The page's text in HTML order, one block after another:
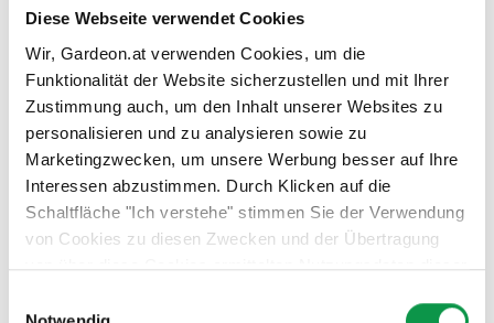
Diese Webseite verwendet Cookies
Wir, Gardeon.at verwenden Cookies, um die
Funktionalität der Website sicherzustellen und mit Ihrer
Zustimmung auch, um den Inhalt unserer Websites zu
personalisieren und zu analysieren sowie zu
Marketingzwecken, um unsere Werbung besser auf Ihre
Interessen abzustimmen. Durch Klicken auf die
Schaltfläche "Ich verstehe" stimmen Sie der Verwendung
von Cookies zu diesen Zwecken und der Übertragung
von über diese Cookies ermittelten Nutzungsdaten dieser
Werbung in sozialen Netzwerken und Werbenetzwerken